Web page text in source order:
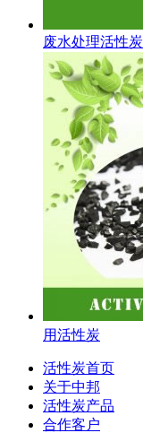
废水处理活性炭
用活性炭
活性炭首页
关于中邦
活性炭产品
合作客户